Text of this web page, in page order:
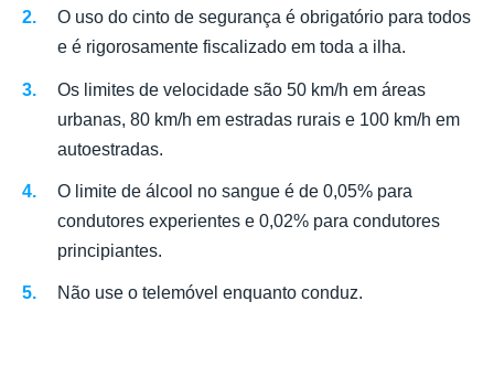
O uso do cinto de segurança é obrigatório para todos
e é rigorosamente fiscalizado em toda a ilha.
Os limites de velocidade são 50 km/h em áreas
urbanas, 80 km/h em estradas rurais e 100 km/h em
autoestradas.
O limite de álcool no sangue é de 0,05% para
condutores experientes e 0,02% para condutores
principiantes.
Não use o telemóvel enquanto conduz.